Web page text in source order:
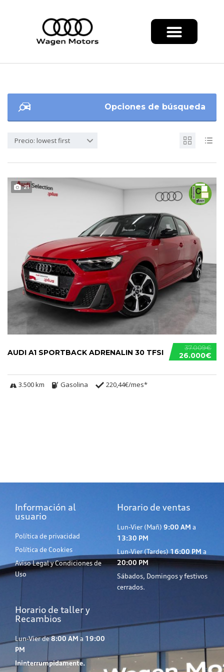
Opciones de búsqueda
Precio: lowest first
21
37.009€
26.000€
AUDI A1 SPORTBACK ADRENALIN 30 TFSI
3.500 km Gasolina 220,44€/mes*
Información al
usuario
Política de privacidad
Política de Cookies
Aviso Legal y Condiciones de
Uso
Horario de ventas
Lun-Vier (Mañ) 9:00 AM a
13:30 PM
Lun-Vier (Tardes) 16:00 PM a
20:00 PM
Sábados, Domingos y festivos
cerrados.
Horario de taller y
Recambios
Lun-Vier de8:00 AM a 19:00
PM
Ininterrumpidamente.